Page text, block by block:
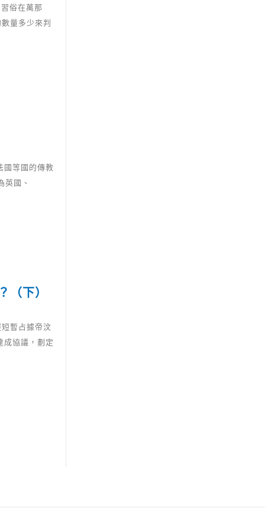
俗在萬那
量多少來判
國等國的傳教
英國、
（下）
暫占據帝汶
成協議，劃定